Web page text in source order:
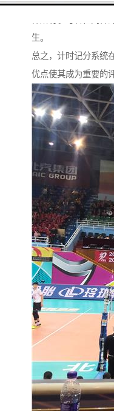
生。
总之，计时记分系统
优点使其成为重要的